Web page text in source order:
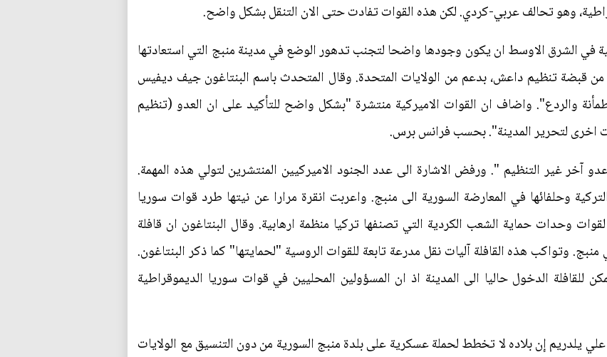
وهو تحالف عربي-كردي. لكن هذه القوات تفادت حتى الان التنقل بشكل واضح.
في الشرق الاوسط ان يكون وجودها واضحا لتجنب تدهور الوضع في مدينة منبج التي استعادتها
تنظيم داعش، بدعم من الولايات المتحدة. وقال المتحدث باسم البنتاغون جيف ديفيس
والردع". واضاف ان القوات الاميركية منتشرة "بشكل واضح للتأكيد على ان العدو (تنظيم
اخرى لتحرير المدينة". بحسب فرانس برس.
غير التنظيم ". ورفض الاشارة الى عدد الجنود الاميركيين المنتشرين لتولي هذه المهمة.
وحلفائها في المعارضة السورية الى منبج. واعربت انقرة مرارا عن نيتها طرد قوات سوريا
وحدات حماية الشعب الكردية التي تصنفها تركيا منظمة ارهابية. وقال البنتاغون ان قافلة
وتواكب هذه القافلة آليات نقل مدرعة تابعة للقوات الروسية "لحمايتها" كما ذكر البنتاغون.
الدخول حاليا الى المدينة اذ ان المسؤولين المحليين في قوات سوريا الديموقراطية
يلدريم إن بلاده لا تخطط لحملة عسكرية على بلدة منبج السورية من دون التنسيق مع الولايات